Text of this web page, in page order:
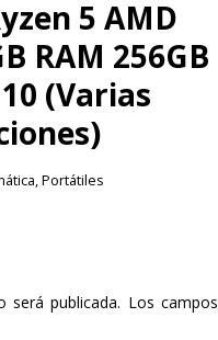
5 AMD
RAM 256GB
(Varias
,Portátiles
será publicada. Los campos